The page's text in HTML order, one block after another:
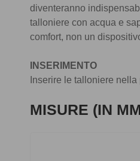
diventeranno
talloniere con acqua e
comfort, non un
INSERIMENTO
Inserire le talloniere
MISURE (IN